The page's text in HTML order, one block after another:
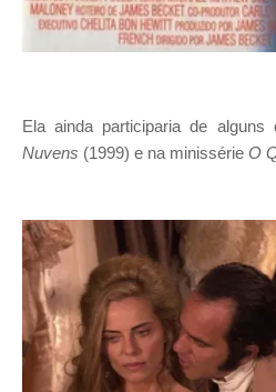
Ela ainda participaria de alguns
Nuvens (1999) e na minissérie O